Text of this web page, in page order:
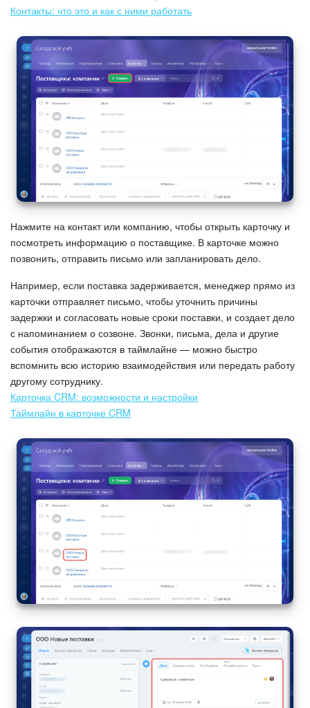
Контакты: что это и как с ними работать
Нажмите на контакт или компанию, чтобы открыть карточку и
посмотреть информацию о поставщике. В карточке можно
позвонить, отправить письмо или запланировать дело.
Например, если поставка задерживается, менеджер прямо из
карточки отправляет письмо, чтобы уточнить причины
задержки и согласовать новые сроки поставки, и создает дело
с напоминанием о созвоне. Звонки, письма, дела и другие
события отображаются в таймлайне — можно быстро
вспомнить всю историю взаимодействия или передать работу
другому сотруднику.
Карточка CRM: возможности и настройки
Таймлайн в карточке CRM